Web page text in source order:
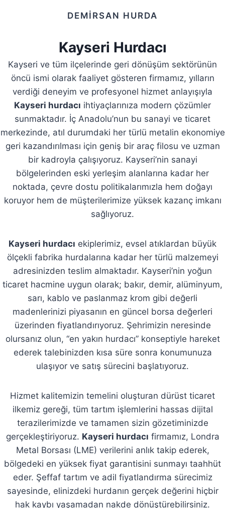
DEMİRSAN HURDA
Kayseri Hurdacı
Kayseri ve tüm ilçelerinde geri dönüşüm sektörünün
öncü ismi olarak faaliyet gösteren firmamız, yılların
verdiği deneyim ve profesyonel hizmet anlayışıyla
Kayseri hurdacı ihtiyaçlarınıza modern çözümler
sunmaktadır. İç Anadolu’nun bu sanayi ve ticaret
merkezinde, atıl durumdaki her türlü metalin ekonomiye
geri kazandırılması için geniş bir araç filosu ve uzman
bir kadroyla çalışıyoruz. Kayseri’nin sanayi
bölgelerinden eski yerleşim alanlarına kadar her
noktada, çevre dostu politikalarımızla hem doğayı
koruyor hem de müşterilerimize yüksek kazanç imkanı
sağlıyoruz.
Kayseri hurdacı ekiplerimiz, evsel atıklardan büyük
ölçekli fabrika hurdalarına kadar her türlü malzemeyi
adresinizden teslim almaktadır. Kayseri’nin yoğun
ticaret hacmine uygun olarak; bakır, demir, alüminyum,
sarı, kablo ve paslanmaz krom gibi değerli
madenlerinizi piyasanın en güncel borsa değerleri
üzerinden fiyatlandırıyoruz. Şehrimizin neresinde
olursanız olun, “en yakın hurdacı” konseptiyle hareket
ederek talebinizden kısa süre sonra konumunuza
ulaşıyor ve satış sürecini başlatıyoruz.
Hizmet kalitemizin temelini oluşturan dürüst ticaret
ilkemiz gereği, tüm tartım işlemlerini hassas dijital
terazilerimizde ve tamamen sizin gözetiminizde
gerçekleştiriyoruz. Kayseri hurdacı firmamız, Londra
Metal Borsası (LME) verilerini anlık takip ederek,
bölgedeki en yüksek fiyat garantisini sunmayı taahhüt
eder. Şeffaf tartım ve adil fiyatlandırma sürecimiz
sayesinde, elinizdeki hurdanın gerçek değerini hiçbir
hak kaybı yaşamadan nakde dönüştürebilirsiniz.